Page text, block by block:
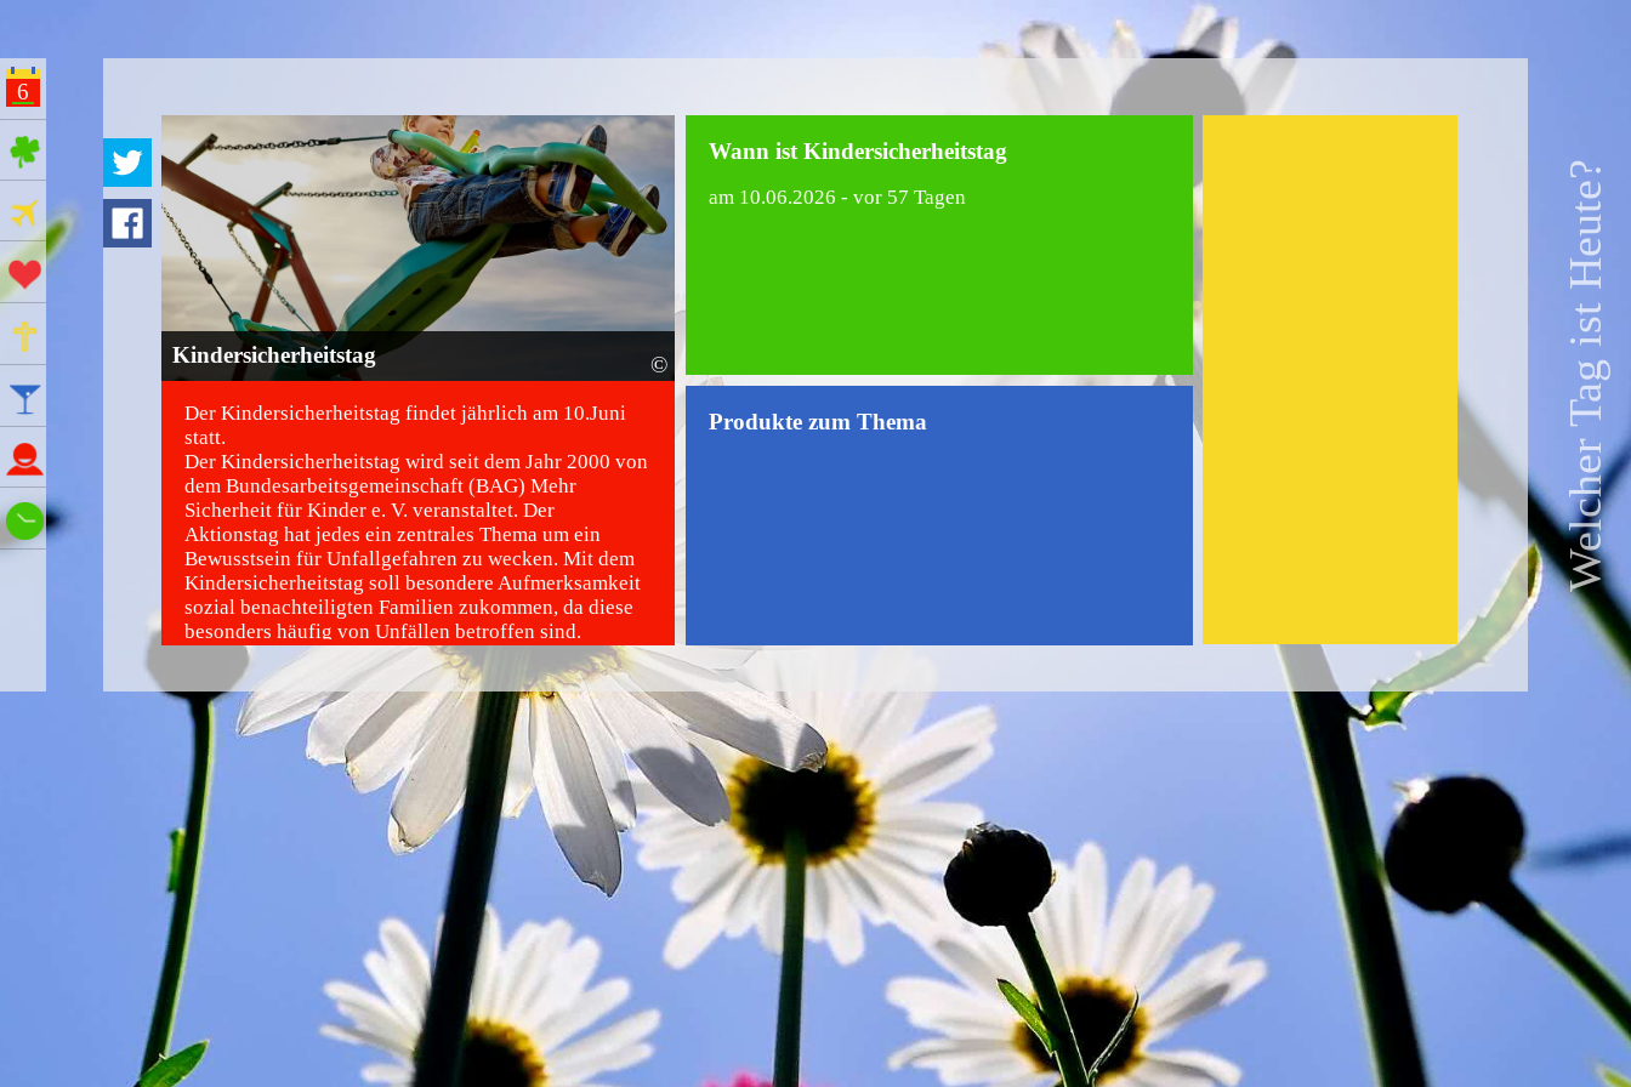
Welcher Tag ist Heute?
6
ges Feiertage
Ferien
Aktionstage
Gedenktage
Namenstage
Wie spät ist es?
Kindersicherheitstag ©
Der Kindersicherheitstag findet jährlich am 10.Juni
statt.
Der Kindersicherheitstag wird seit dem Jahr 2000 von
dem Bundesarbeitsgemeinschaft (BAG) Mehr
Sicherheit für Kinder e. V. veranstaltet. Der
Aktionstag hat jedes ein zentrales Thema um ein
Bewusstsein für Unfallgefahren zu wecken. Mit dem
Kindersicherheitstag soll besondere Aufmerksamkeit
sozial benachteiligten Familien zukommen, da diese
besonders häufig von Unfällen betroffen sind.
Wann ist Kindersicherheitstag
am 10.06.2026 - vor 57 Tagen
Produkte zum Thema